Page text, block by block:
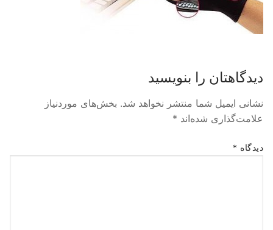
دیدگاهتان را بنویسید
نشانی ایمیل شما منتشر نخواهد شد. بخش‌های موردنیاز
علامت‌گذاری شده‌اند *
دیدگاه *